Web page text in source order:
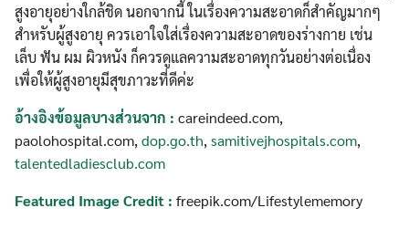
สูงอายุอย่างใกล้ชิด นอกจากนี้ ในเรื่องความสะอาดก็สำคัญมากๆ
สำหรับผู้สูงอายุ ควรเอาใจใส่เรื่องความสะอาดของร่างกาย เช่น
เล็บ ฟัน ผม ผิวหนัง ก็ควรดูแลความสะอาดทุกวันอย่างต่อเนื่อง
เพื่อให้ผู้สูงอายุมีสุขภาวะที่ดีค่ะ
อ้างอิงข้อมูลบางส่วนจาก : careindeed.com,
paolohospital.com, dop.go.th, samitivejhospitals.com,
talentedladiesclub.com
Featured Image Credit : freepik.com/Lifestylememory